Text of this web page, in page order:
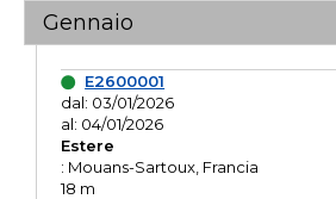
Gennaio
E2600001
dal: 03/01/2026
al: 04/01/2026
Estere
: Mouans-Sartoux, Francia
18 m